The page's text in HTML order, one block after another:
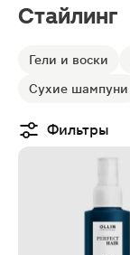
Стайлинг
Гели и воски
Сухие шампуни
Фильтры